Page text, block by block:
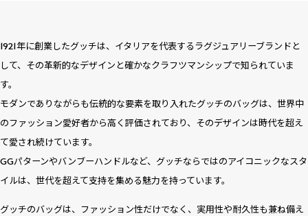
1921年に創業したグッチは、イタリアを代表するラグジュアリーブランドと
して、その革新的なデザインと確かなクラフツマンシップで知られていま
す。
モダンでありながらも伝統的な要素を取り入れたグッチのバッグは、世界中
のファッション愛好者から高く評価されており、そのデザインは時代を超え
て愛され続けています。
GGパターンやバンブーハンドルなど、グッチならではのアイコニックなスタ
イルは、世代を超えて支持を集める魅力を持っています。
グッチのバッグは、ファッション性だけでなく、実用性や耐久性も兼ね備え